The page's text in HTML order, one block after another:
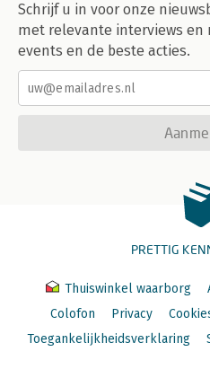
Schrijf u in voor onze
met relevante interviews en
events en de beste acties.
PRETTIG
Thuiswinkel waarborg
Colofon
Privacy
Toegankelijkheidsverklaring